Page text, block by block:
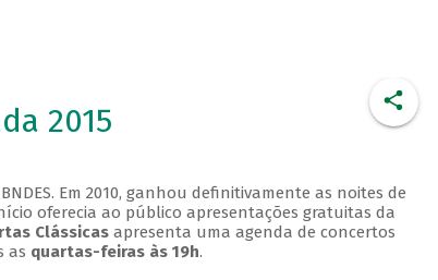
2015
Em 2010, ganhou definitivamente as noites de
oferecia ao público apresentações gratuitas da
Clássicasapresenta uma agenda de concertos
as quartas-feiras às 19h.